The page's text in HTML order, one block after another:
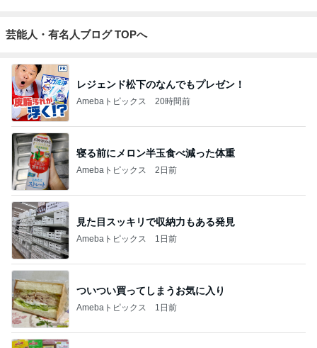
芸能人・有名人ブログ TOPへ
レジェンド松下のなんでもプレゼン！
Amebaトピックス 20時間前
寝る前にメロン半玉食べ減った体重
Amebaトピックス 2日前
見た目スッキリで収納力もある発見
Amebaトピックス 1日前
ついつい買ってしまうお気に入り
Amebaトピックス 1日前